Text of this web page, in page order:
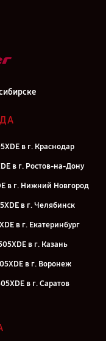
в г. Краснодар
в г. Ростов-на-Дону
в г. Нижний Новгород
в г. Челябинск
в г. Екатеринбург
в г. Казань
в г. Воронеж
в г. Саратов
в г. Киров